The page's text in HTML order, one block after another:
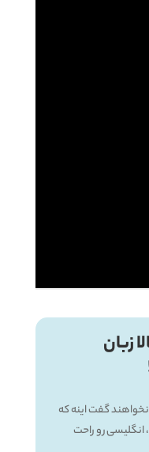
زبان
گفت اینه که
انگلیسی رو راحت